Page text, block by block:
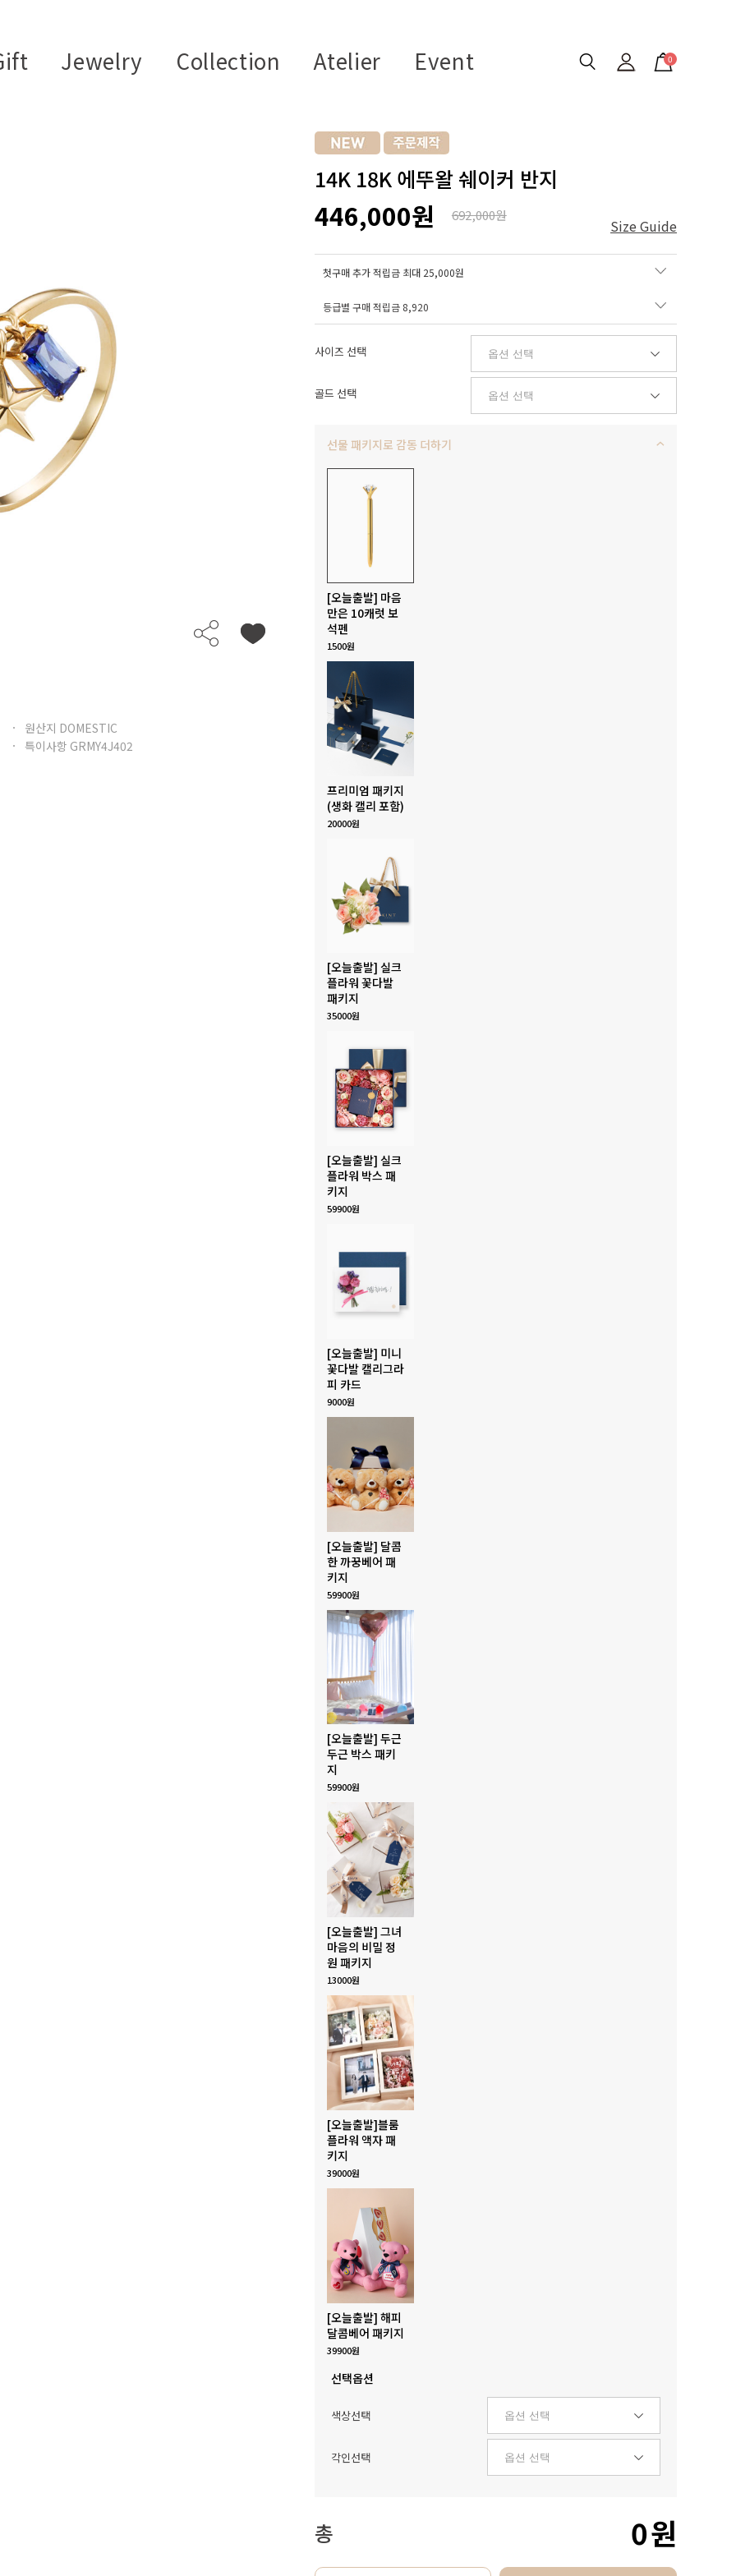
Jewelry Collection Atelier Event 0
원산지 DOMESTIC
특이사항 GRMY4J402
14K 18K 에뚜왈 쉐이커 반지
446,000원 692,000원
Size Guide
첫구매 추가 적립금 최대 25,000원
등급별 구매 적립금 8,920
사이즈 선택
골드 선택
선물 패키지로 감동 더하기
[오늘출발] 마음
만은 10캐럿 보
석펜
1500원
프리미엄 패키지
(생화 캘리 포함)
20000원
[오늘출발] 실크
플라워 꽃다발
패키지
35000원
[오늘출발] 실크
플라워 박스 패
키지
59900원
[오늘출발] 미니
꽃다발 캘리그라
피 카드
9000원
[오늘출발] 달콤
한 까꿍베어 패
키지
59900원
[오늘출발] 두근
두근 박스 패키
지
59900원
[오늘출발] 그녀
마음의 비밀 정
원 패키지
13000원
[오늘출발]블룸
플라워 액자 패
키지
39000원
[오늘출발] 해피
달콤베어 패키지
39900원
선택옵션
색상선택
각인선택
총 0원